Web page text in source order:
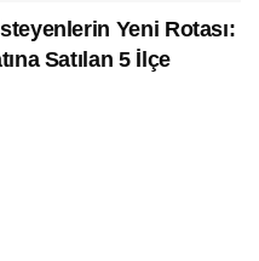
Yeni Rotası:
Satılan 5 İlçe